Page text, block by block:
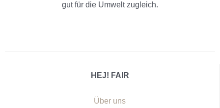
gut für die Umwelt zugleich.
HEJ! FAIR
Über uns